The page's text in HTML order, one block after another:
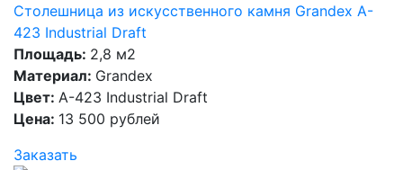
Столешница из искусственного камня Grandex A-
423 Industrial Draft
Площадь: 2,8 м2
Материал: Grandex
Цвет: A-423 Industrial Draft
Цена: 13 500 рублей
Заказать